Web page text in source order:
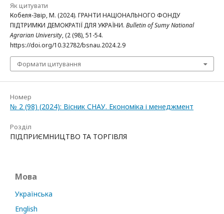
Як цитувати
Кобеля-Звір, М. (2024). ГРАНТИ НАЦІОНАЛЬНОГО ФОНДУ
ПІДТРИМКИ ДЕМОКРАТІЇ ДЛЯ УКРАЇНИ. Bulletin of Sumy National
Agrarian University, (2 (98), 51-54.
https://doi.org/10.32782/bsnau.2024.2.9
Формати цитування
Номер
№ 2 (98) (2024): Вісник СНАУ. Економіка і менеджмент
Розділ
ПІДПРИЄМНИЦТВО ТА ТОРГІВЛЯ
Мова
Українська
English